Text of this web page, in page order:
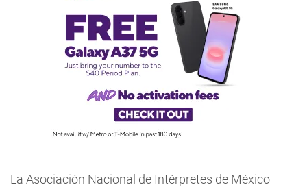
La Asociación Nacional de Intérpretes de México